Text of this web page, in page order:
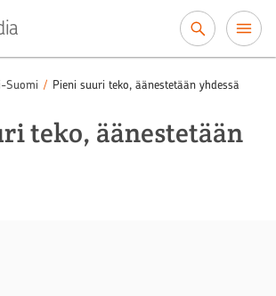
Suomi / Pieni suuri teko, äänestetään yhdessä
teko, äänestetään